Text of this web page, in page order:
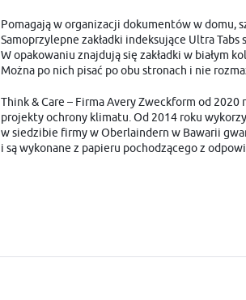
Pomagają w organizacji dokumentów w domu,
Samoprzylepne zakładki indeksujące Ultra
W opakowaniu znajdują się zakładki w białym
Można po nich pisać po obu stronach i nie
Think & Care – Firma Avery Zweckform od
projekty ochrony klimatu. Od 2014 roku
w siedzibie firmy w Oberlaindern w Bawarii
i są wykonane z papieru pochodzącego z